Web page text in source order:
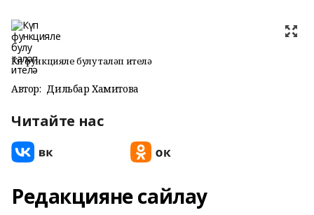
Күп функцияле булу таләп ителә
Автор: Дильбар Хамитова
Читайте нас
Редакцияне сайлау